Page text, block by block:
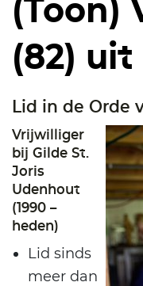
(82)
Lid in de Orde
Vrijwilliger
bij Gilde St.
Joris
Udenhout
(1990 –
heden)
Lid sinds
meer dan